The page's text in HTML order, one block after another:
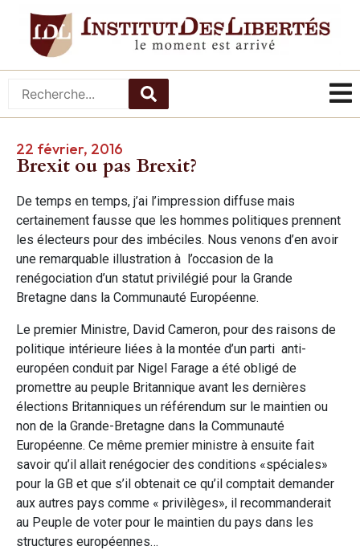
22 février, 2016
Brexit ou pas Brexit?
De temps en temps, j’ai l’impression diffuse mais
certainement fausse que les hommes politiques prennent
les électeurs pour des imbéciles. Nous venons d’en avoir
une remarquable illustration à l’occasion de la
renégociation d’un statut privilégié pour la Grande
Bretagne dans la Communauté Européenne.
Le premier Ministre, David Cameron, pour des raisons de
politique intérieure liées à la montée d’un parti anti-
européen conduit par Nigel Farage a été obligé de
promettre au peuple Britannique avant les dernières
élections Britanniques un référendum sur le maintien ou
non de la Grande-Bretagne dans la Communauté
Européenne. Ce même premier ministre à ensuite fait
savoir qu’il allait renégocier des conditions «spéciales»
pour la GB et que s’il obtenait ce qu’il comptait demander
aux autres pays comme « privilèges», il recommanderait
au Peuple de voter pour le maintien du pays dans les
structures européennes…